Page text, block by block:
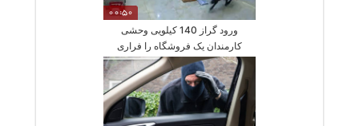
00:50
ورود گراز 140 کیلویی وحشی
کارمندان یک فروشگاه را فراری